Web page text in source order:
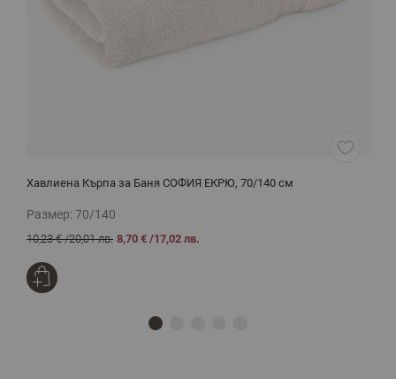
Хавлиена Кърпа за Баня СОФИЯ ЕКРЮ, 70/140 см
Размер:70/140
10,23 €/20,01 лв. 8,70 € /17,02 лв.